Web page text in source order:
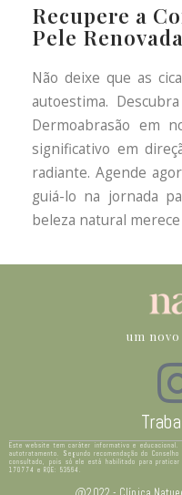
Recupere a
Pele Renovada
Não deixe que as
autoestima.
Dermoabrasão em
significativo em
radiante. Agende
guiá-lo na jornada
beleza natural
um
Este website tem caráter informativo e
autotratamento. Segundo recomendação do
consultado, pois só ele está habilitado para praticar
170774 e RQE: 53564.